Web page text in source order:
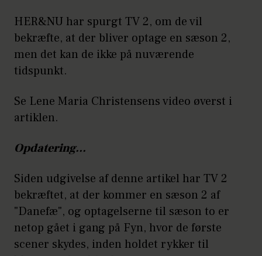
HER&NU har spurgt TV 2, om de vil
bekræfte, at der bliver optage en sæson 2,
men det kan de ikke på nuværende
tidspunkt.
Se Lene Maria Christensens video øverst i
artiklen.
Opdatering...
Siden udgivelse af denne artikel har TV 2
bekræftet, at der kommer en sæson 2 af
"Danefæ", og optagelserne til sæson to er
netop gået i gang på Fyn, hvor de første
scener skydes, inden holdet rykker til